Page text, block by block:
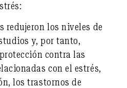
redujeronlos niveles de
y, por tanto,
protección contra las
con el estrés,
los trastornos de